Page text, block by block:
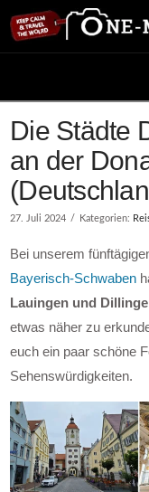
Die Städte
an der
27. Juli 2024 Kategorien:
Bei unserem
Bayerisch-Schwaben
Lauingen und
etwas näher zu
euch ein paar schöne
Sehenswürdigkeiten.